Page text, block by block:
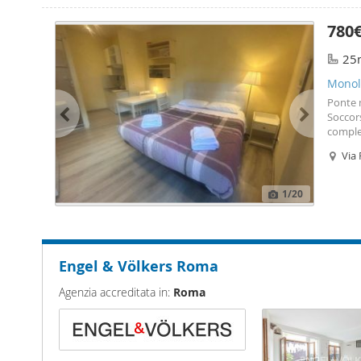
1/20
Ponte
Via
Engel & Völkers Roma
Agenzia accreditata in: Roma